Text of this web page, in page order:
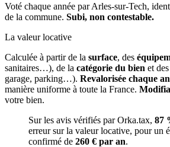
Voté chaque année par Arles-sur-Tech,
de la commune. Subi, non contestable.
La valeur locative
Calculée à partir de la surface, des
sanitaires…), de la catégorie du bien et des
garage, parking…). Revalorisée chaque
manière uniforme à toute la France.
votre bien.
Sur les avis vérifiés par Orka.tax, 87
erreur sur la valeur locative, pour un
confirmé de 260 € par an.